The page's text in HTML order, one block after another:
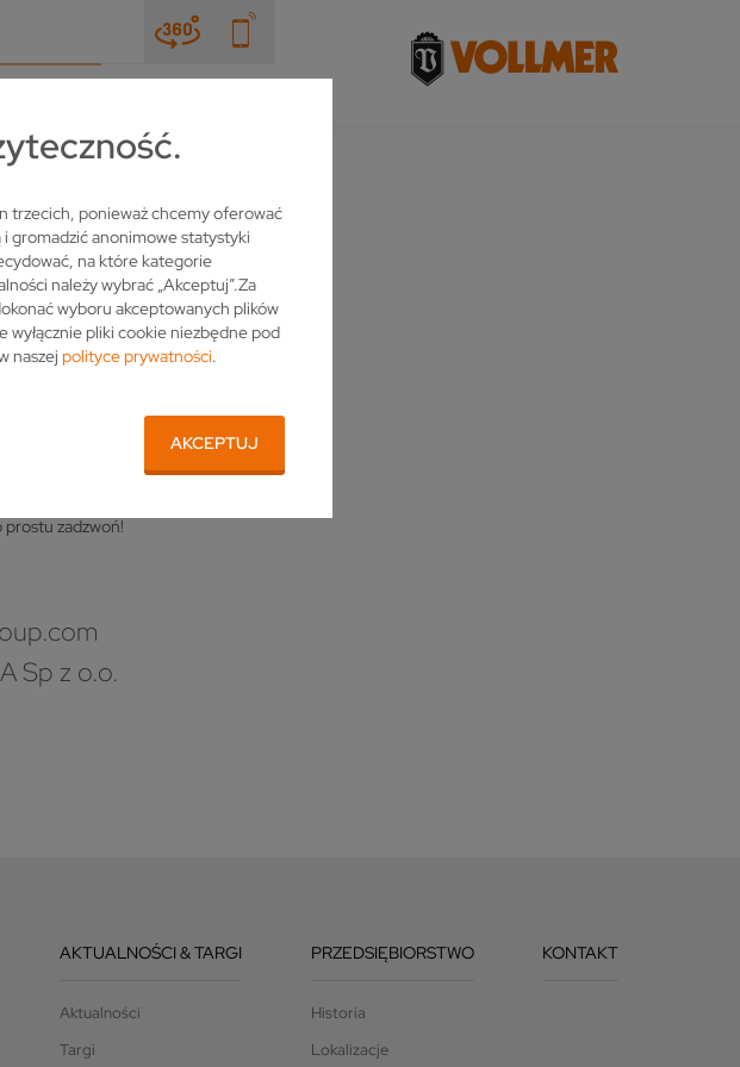
trzecich, ponieważ chcemy oferować
gromadzić anonimowe statystyki
na które kategorie
należy wybrać „Akceptuj”.Za
wyboru akceptowanych plików
wyłącznie pliki cookie niezbędne pod
naszej polityce prywatności.
AKCEPTUJ
sobie więcej
zadzwoń!
Sp z o.o.
AKTUALNOŚCI & TARGI
Aktualności
Targi
PRZEDSIĘBIORSTWO
Historia
Lokalizacje
KONTAKT